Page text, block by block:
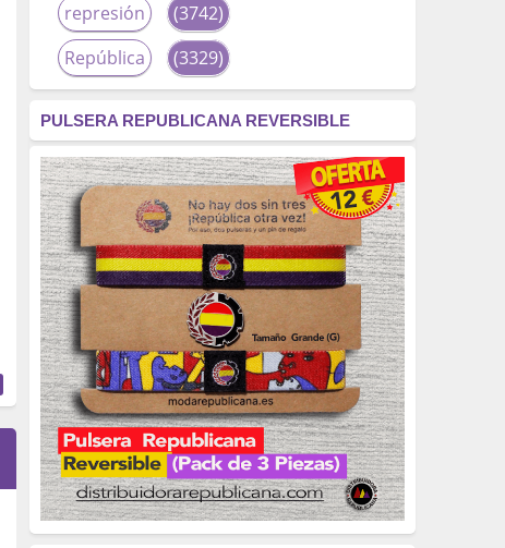
represión
(3742)
República
(3329)
fascismo
(2677)
tardofranquismo
(2320)
Actualidad
(2319)
monarquía
(2253)
borbones
(2176)
Cultura
(2163)
Guerra
(1674)
genocidio
(1234)
mujer
(1070)
PULSERA REPUBLICANA REVERSIBLE